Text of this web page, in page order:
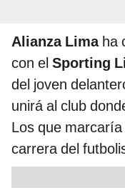
Alianza Limaha
con el Sporting
del joven
unirá al club
Los que
carrera del